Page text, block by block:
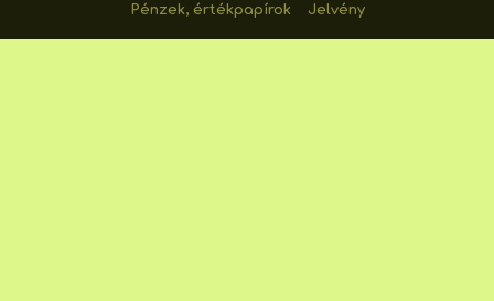
Pénzek, értékpapírok
Jelvény